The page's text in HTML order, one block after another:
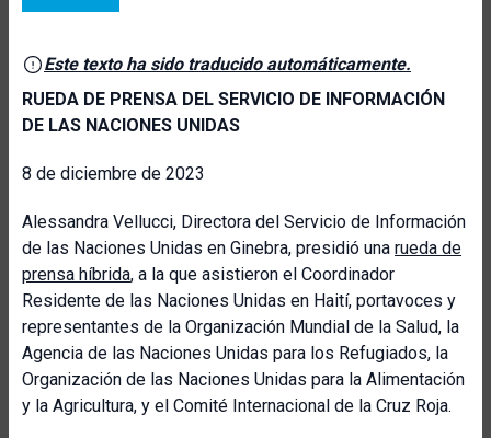
Este texto ha sido traducido automáticamente.
RUEDA DE PRENSA DEL SERVICIO DE INFORMACIÓN
DE LAS NACIONES UNIDAS
8 de diciembre de 2023
Alessandra Vellucci, Directora del Servicio de Información
de las Naciones Unidas en Ginebra, presidió una rueda de
prensa híbrida, a la que asistieron el Coordinador
Residente de las Naciones Unidas en Haití, portavoces y
representantes de la Organización Mundial de la Salud, la
Agencia de las Naciones Unidas para los Refugiados, la
Organización de las Naciones Unidas para la Alimentación
y la Agricultura, y el Comité Internacional de la Cruz Roja.